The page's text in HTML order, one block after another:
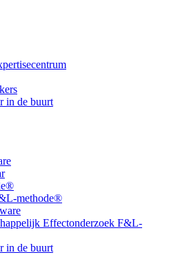
in de buurt
methode®
Effectonderzoek F&L-
in de buurt